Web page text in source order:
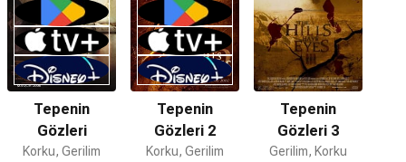
Tepenin
Gözleri
Korku, Gerilim
Tepenin
Gözleri 2
Korku, Gerilim
Tepenin
Gözleri 3
Gerilim, Korku